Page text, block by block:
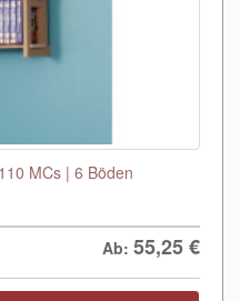
MCs | 6 Böden
Ab: 55,25€